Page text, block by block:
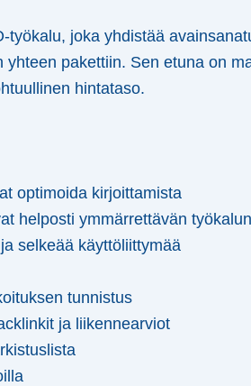
joka yhdistää
pakettiin. Sen etuna on
hintataso.
optimoida kirjoittamista
helposti ymmärrettävän työkalun
selkeää käyttöliittymää
tunnistus
ja liikennearviot